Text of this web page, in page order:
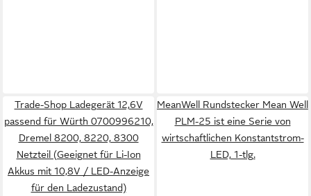
Trade-Shop Ladegerät 12,6V
passend für Würth 0700996210,
Dremel 8200, 8220, 8300
Netzteil (Geeignet für Li-Ion
Akkus mit 10,8V / LED-Anzeige
für den Ladezustand)
MeanWell Rundstecker Mean Well
PLM-25 ist eine Serie von
wirtschaftlichen Konstantstrom-
LED, 1-tlg.